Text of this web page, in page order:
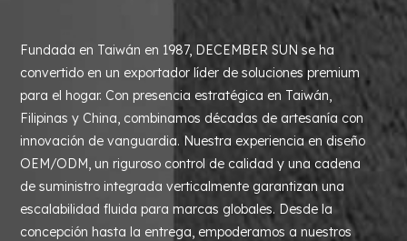
Fundada en Taiwán en 1987, DECEMBER SUN se ha
convertido en un exportador líder de soluciones premium
para el hogar. Con presencia estratégica en Taiwán,
Filipinas y China, combinamos décadas de artesanía con
innovación de vanguardia. Nuestra experiencia en diseño
OEM/ODM, un riguroso control de calidad y una cadena
de suministro integrada verticalmente garantizan una
escalabilidad fluida para marcas globales. Desde la
concepción hasta la entrega, empoderamos a nuestros